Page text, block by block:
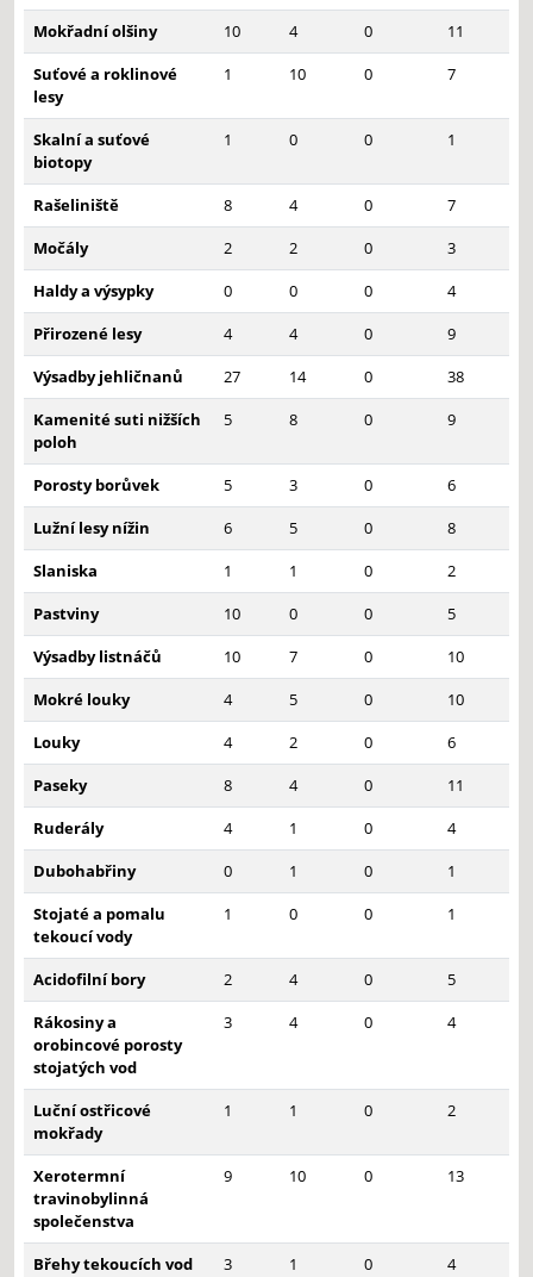
Mokřadní olšiny 10 4 0
11
Suťové a roklinové
lesy
1 10 0 7
Skalní a suťové
biotopy
1 0 0 1
Rašeliniště 8 4 0
7
Močály
2 2 0
3
Haldy a výsypky
0 0 0
4
Přirozené lesy
4 4 0
9
Výsadby jehličnanů
27 14 0
38
Kamenité suti nižších
poloh
5 8 0 9
Porosty borůvek 5 3 0
6
Lužní lesy nížin
6 5 0
8
Slaniska
1 1 0
2
Pastviny
10 0 0
5
Výsadby listnáčů
10 7 0
10
Mokré louky
4 5 0
10
Louky
4 2 0
6
Paseky
8 4 0
11
Ruderály
4 1 0
4
Dubohabřiny
0 1 0
1
Stojaté a pomalu
tekoucí vody
1 0 0 1
Acidofilní bory 2 4 0
5
Rákosiny a
orobincové porosty
stojatých vod
3 4 0 4
Luční ostřicové
mokřady
1 1 0 2
Xerotermní
travinobylinná
společenstva
9 10 0 13
Břehy tekoucích vod 3 1 0
4